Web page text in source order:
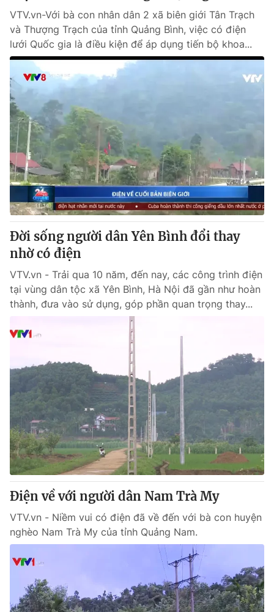
VTV.vn-Với bà con nhân dân 2 xã biên giới Tân Trạch
và Thượng Trạch của tỉnh Quảng Bình, việc có điện
lưới Quốc gia là điều kiện để áp dụng tiến bộ khoa...
Đời sống người dân Yên Bình đổi thay
nhờ có điện
VTV.vn - Trải qua 10 năm, đến nay, các công trình điện
tại vùng dân tộc xã Yên Bình, Hà Nội đã gần như hoàn
thành, đưa vào sử dụng, góp phần quan trọng thay...
Điện về với người dân Nam Trà My
VTV.vn - Niềm vui có điện đã về đến với bà con huyện
nghèo Nam Trà My của tỉnh Quảng Nam.